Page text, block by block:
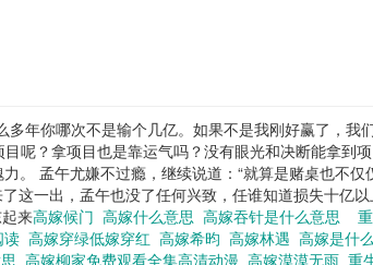
年你哪次不是输个几亿。如果不是我刚好赢了，我
呢？拿项目也是靠运气吗？没有眼光和决断能拿到
。 孟午尤嫌不过瘾，继续说道：“就算是赌桌也不
这一出，孟午也没了任何兴致，任谁知道损失十亿
来高嫁候门 高嫁什么意思 高嫁吞针是什么意思
读 高嫁穿绿低嫁穿红 高嫁希昀 高嫁林遇 高嫁是什
高嫁柳家免费观看全集高清动漫 高嫁漠漠无雨 重